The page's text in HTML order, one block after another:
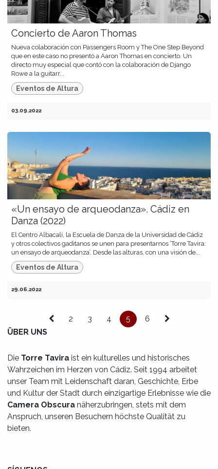
Concierto de Aaron Thomas
Nueva colaboración con Passengers Room y The One Step Beyond
que en este caso no presentó a Aaron Thomas en concierto. Un
directo muy especial que contó con la colaboración de Django
Rowe a la guitarr...
Eventos de Altura
03.09.2022
«Un ensayo de arqueodanza». Cádiz en
Danza (2022)
El Centro Albacalí, la Escuela de Danza de la Universidad de Cádiz
y otros colectivos gaditanos se unen para presentarnos ‘Torre Tavira:
un ensayo de arqueodanza’. Desde las alturas, con una visión de...
Eventos de Altura
29.06.2022
2 3 4 5
6
ÜBER UNS
Die Torre Tavira ist ein kulturelles und historisches
Wahrzeichen im Herzen von Cádiz. Seit 1994 arbeitet
unser Team mit Leidenschaft daran, Geschichte, Erbe
und Kultur der Stadt durch einzigartige Erlebnisse wie die
Camera Obscura näherzubringen, stets mit dem
Anspruch, unseren Besuchern höchste Qualität zu
bieten.